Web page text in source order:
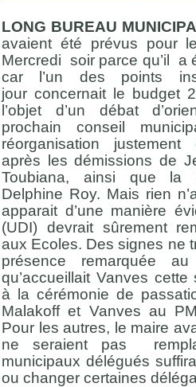
LONG BUREAU
avaient été prévus pour
Mercredi soir parce qu’il a
car l’un des points
jour concernait le budget
l’objet d’un débat
prochain conseil
réorganisation
après les démissions de
Toubiana, ainsi que la
Delphine Roy. Mais rien
apparait d’une manière
(UDI) devrait sûrement
aux Ecoles. Des signes ne
présence remarquée
qu’accueillait Vanves
à la cérémonie de
Malakoff et Vanves au
Pour les autres, le maire
ne seraient pas
municipaux délégués
ou changer certaines